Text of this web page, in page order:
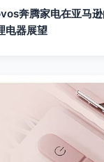
奔腾家电在亚马
电器展望